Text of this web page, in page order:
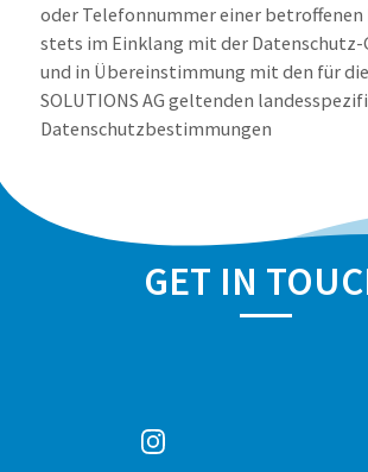
oder Telefonnummer einer
stets im Einklang mit der Datenschutz-
und in Übereinstimmung mit den für die
SOLUTIONS AG geltenden
Datenschutzbestimmungen
Personen über die ihnen zustehenden
Die BIX BYTES SOLUTIONS AG hat als
Verantwortlicher zahlreiche technische
GET IN